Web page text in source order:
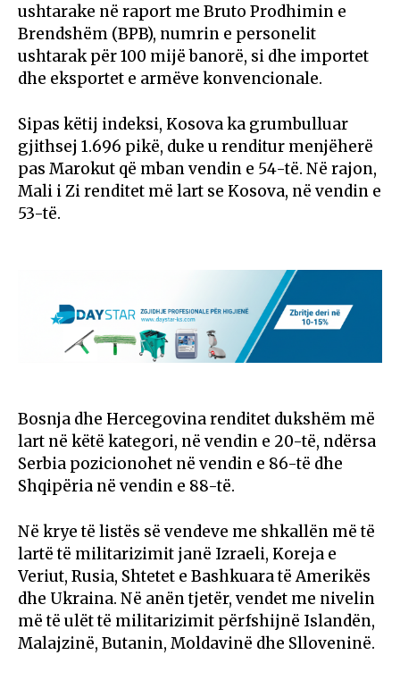
ushtarake në raport me Bruto Prodhimin e
Brendshëm (BPB), numrin e personelit
ushtarak për 100 mijë banorë, si dhe importet
dhe eksportet e armëve konvencionale.
Sipas këtij indeksi, Kosova ka grumbulluar
gjithsej 1.696 pikë, duke u renditur menjëherë
pas Marokut që mban vendin e 54-të. Në rajon,
Mali i Zi renditet më lart se Kosova, në vendin e
53-të.
Bosnja dhe Hercegovina renditet dukshëm më
lart në këtë kategori, në vendin e 20-të, ndërsa
Serbia pozicionohet në vendin e 86-të dhe
Shqipëria në vendin e 88-të.
Në krye të listës së vendeve me shkallën më të
lartë të militarizimit janë Izraeli, Koreja e
Veriut, Rusia, Shtetet e Bashkuara të Amerikës
dhe Ukraina. Në anën tjetër, vendet me nivelin
më të ulët të militarizimit përfshijnë Islandën,
Malajzinë, Butanin, Moldavinë dhe Slloveninë.